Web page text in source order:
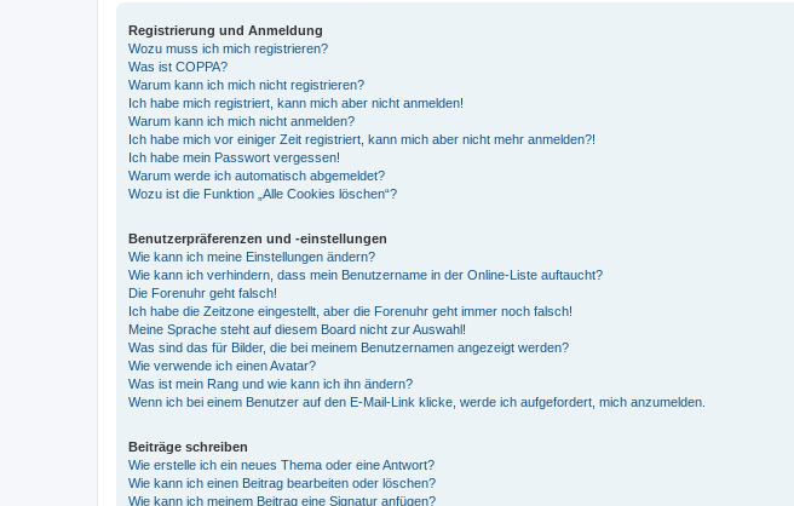
Registrierung und Anmeldung
Wozu muss ich mich registrieren?
Was ist COPPA?
Warum kann ich mich nicht registrieren?
Ich habe mich registriert, kann mich aber nicht anmelden!
Warum kann ich mich nicht anmelden?
Ich habe mich vor einiger Zeit registriert, kann mich aber nicht mehr anmelden?!
Ich habe mein Passwort vergessen!
Warum werde ich automatisch abgemeldet?
Wozu ist die Funktion „Alle Cookies löschen“?
Benutzerpräferenzen und -einstellungen
Wie kann ich meine Einstellungen ändern?
Wie kann ich verhindern, dass mein Benutzername in der Online-Liste auftaucht?
Die Forenuhr geht falsch!
Ich habe die Zeitzone eingestellt, aber die Forenuhr geht immer noch falsch!
Meine Sprache steht auf diesem Board nicht zur Auswahl!
Was sind das für Bilder, die bei meinem Benutzernamen angezeigt werden?
Wie verwende ich einen Avatar?
Was ist mein Rang und wie kann ich ihn ändern?
Wenn ich bei einem Benutzer auf den E-Mail-Link klicke, werde ich aufgefordert, mich anzumelden.
Beiträge schreiben
Wie erstelle ich ein neues Thema oder eine Antwort?
Wie kann ich einen Beitrag bearbeiten oder löschen?
Wie kann ich meinem Beitrag eine Signatur anfügen?